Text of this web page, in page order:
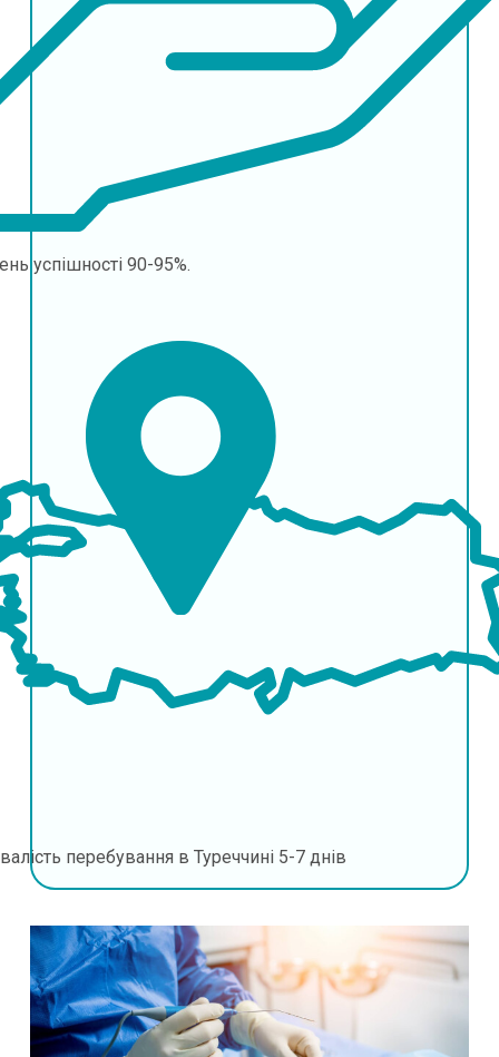
успішності 90-95%.
перебування в Туреччині 5-7 днів